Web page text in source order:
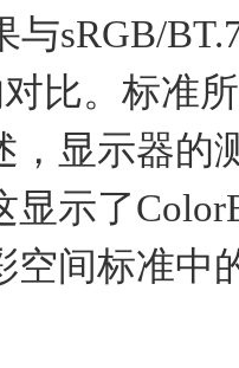
与sRGB/
比。标准
，显示器的
显示了
空间标准中